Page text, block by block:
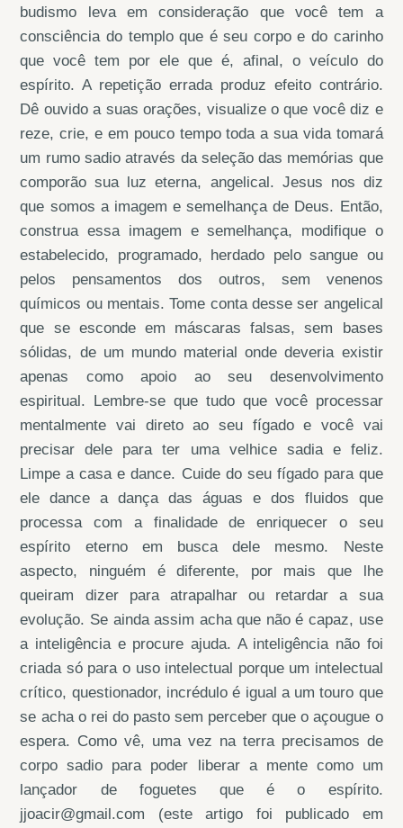
budismo leva em consideração que você tem a
consciência do templo que é seu corpo e do carinho
que você tem por ele que é, afinal, o veículo do
espírito. A repetição errada produz efeito contrário.
Dê ouvido a suas orações, visualize o que você diz e
reze, crie, e em pouco tempo toda a sua vida tomará
um rumo sadio através da seleção das memórias que
comporão sua luz eterna, angelical. Jesus nos diz
que somos a imagem e semelhança de Deus. Então,
construa essa imagem e semelhança, modifique o
estabelecido, programado, herdado pelo sangue ou
pelos pensamentos dos outros, sem venenos
químicos ou mentais. Tome conta desse ser angelical
que se esconde em máscaras falsas, sem bases
sólidas, de um mundo material onde deveria existir
apenas como apoio ao seu desenvolvimento
espiritual. Lembre-se que tudo que você processar
mentalmente vai direto ao seu fígado e você vai
precisar dele para ter uma velhice sadia e feliz.
Limpe a casa e dance. Cuide do seu fígado para que
ele dance a dança das águas e dos fluidos que
processa com a finalidade de enriquecer o seu
espírito eterno em busca dele mesmo. Neste
aspecto, ninguém é diferente, por mais que lhe
queiram dizer para atrapalhar ou retardar a sua
evolução. Se ainda assim acha que não é capaz, use
a inteligência e procure ajuda. A inteligência não foi
criada só para o uso intelectual porque um intelectual
crítico, questionador, incrédulo é igual a um touro que
se acha o rei do pasto sem perceber que o açougue o
espera. Como vê, uma vez na terra precisamos de
corpo sadio para poder liberar a mente como um
lançador de foguetes que é o espírito.
jjoacir@gmail.com (este artigo foi publicado em